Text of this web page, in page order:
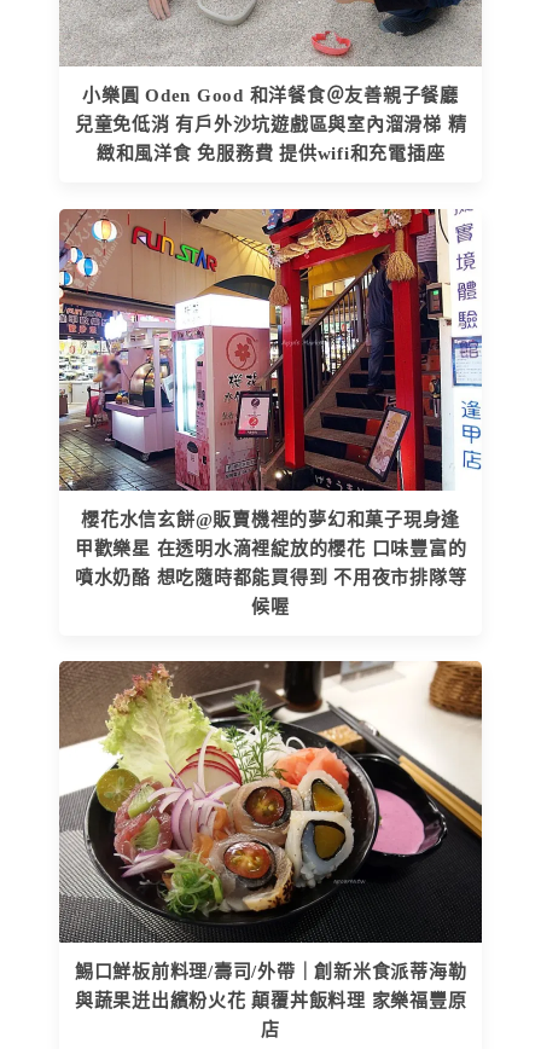
小樂圓 Oden Good 和洋餐食＠友善親子餐廳
兒童免低消 有戶外沙坑遊戲區與室內溜滑梯 精
緻和風洋食 免服務費 提供wifi和充電插座
櫻花水信玄餅@販賣機裡的夢幻和菓子現身逢
甲歡樂星 在透明水滴裡綻放的櫻花 口味豐富的
噴水奶酪 想吃隨時都能買得到 不用夜市排隊等
候喔
鯣口鮮板前料理/壽司/外帶｜創新米食派蒂海勒
與蔬果逬出繽粉火花 顛覆丼飯料理 家樂福豐原
店